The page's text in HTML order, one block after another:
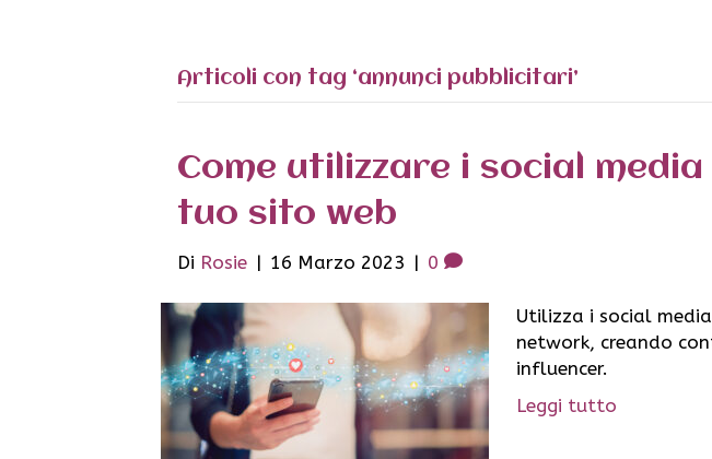
Articoli con tag ‘annunci pubblicitari’
Come utilizzare i social
tuo sito web
Di Rosie | 16 Marzo 2023 | 0
Utilizza i social
network, creando
influencer.
Leggi tutto